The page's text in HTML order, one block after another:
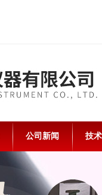
公司新闻 技